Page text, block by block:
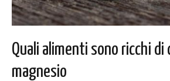
Quali alimenti sono ricchi di
magnesio